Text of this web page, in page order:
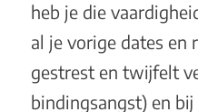
heb je die
al je vorige dates en
gestrest en twijfelt
bindingsangst) en